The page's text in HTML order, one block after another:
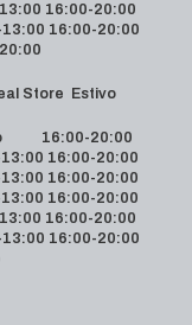
16:00-20:00
16:00-20:00
Store
16:00-20:00
16:00-20:00
16:00-20:00
16:00-20:00
16:00-20:00
16:00-20:00